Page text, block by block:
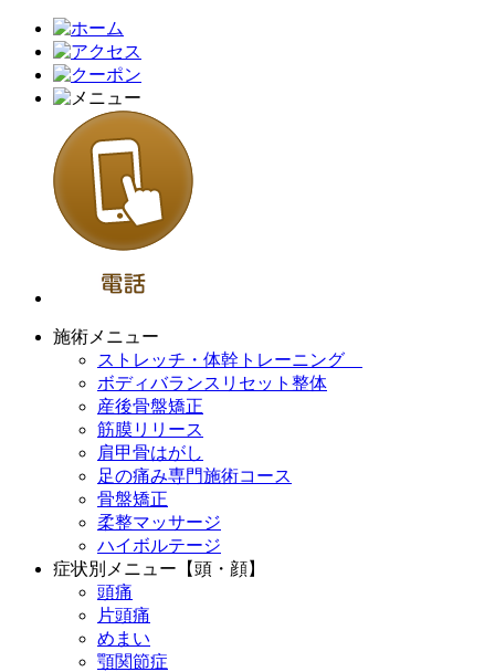
施術メニュー
ストレッチ・体幹トレーニング
ボディバランスリセット整体
産後骨盤矯正
筋膜リリース
肩甲骨はがし
足の痛み専門施術コース
骨盤矯正
柔整マッサージ
ハイボルテージ
症状別メニュー【頭・顔】
頭痛
片頭痛
めまい
顎関節症